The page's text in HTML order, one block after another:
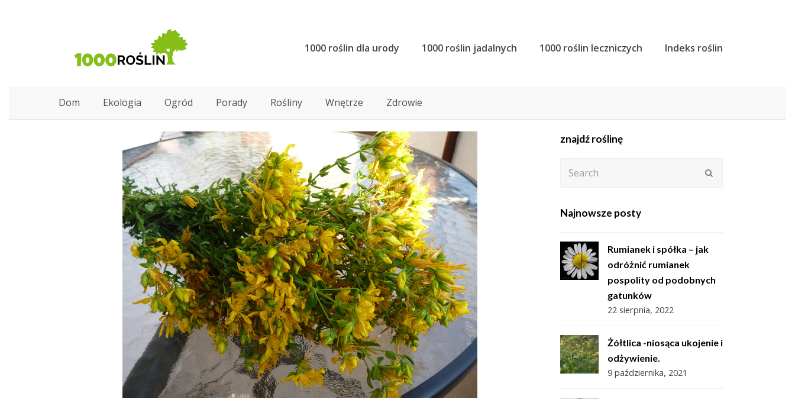
1000 roślin dla urody 1000 roślin jadalnych 1000 roślin leczniczych Indeks roślin
Dom Ekologia Ogród Porady Rośliny Wnętrze Zdrowie
znajdź roślinę
Najnowsze posty
Rumianek i spółka – jak
odróżnić rumianek
pospolity od podobnych
gatunków
22 sierpnia, 2022
Żółtlica -niosąca ukojenie i
odżywienie.
9 października, 2021